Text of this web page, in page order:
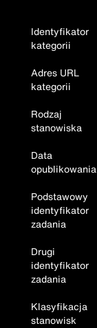
Identyfikator
kategorii
Adres URL
kategorii
Rodzaj
stanowiska
Data
opublikowania
Podstawowy
identyfikator
zadania
Drugi
identyfikator
zadania
Klasyfikacja
stanowisk